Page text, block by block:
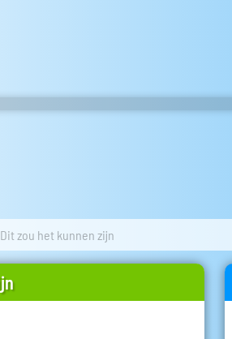
Dit zou het kunnen zijn